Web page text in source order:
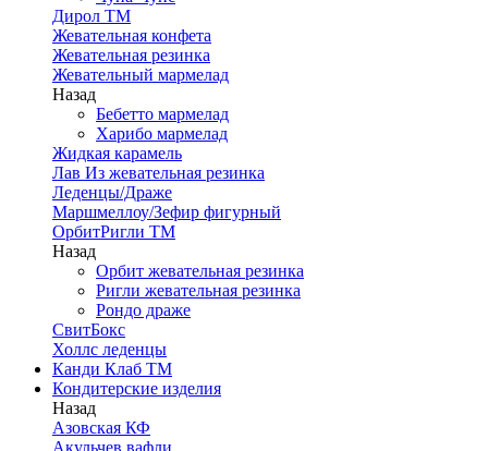
Дирол ТМ
Жевательная конфета
Жевательная резинка
Жевательный мармелад
Назад
Бебетто мармелад
Харибо мармелад
Жидкая карамель
Лав Из жевательная резинка
Леденцы/Драже
Маршмеллоу/Зефир фигурный
ОрбитРигли ТМ
Назад
Орбит жевательная резинка
Ригли жевательная резинка
Рондо драже
СвитБокс
Холлс леденцы
Канди Клаб ТМ
Кондитерские изделия
Назад
Азовская КФ
Акульчев вафли